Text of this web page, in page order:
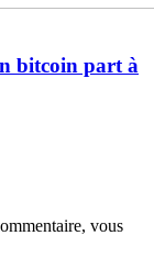
bitcoin part à
vous